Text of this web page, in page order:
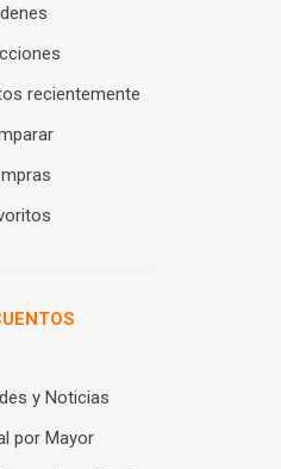
recientemente
y Noticias
por Mayor